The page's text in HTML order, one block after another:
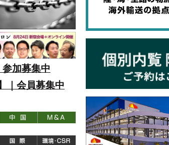
加募集中
｜会員募集中